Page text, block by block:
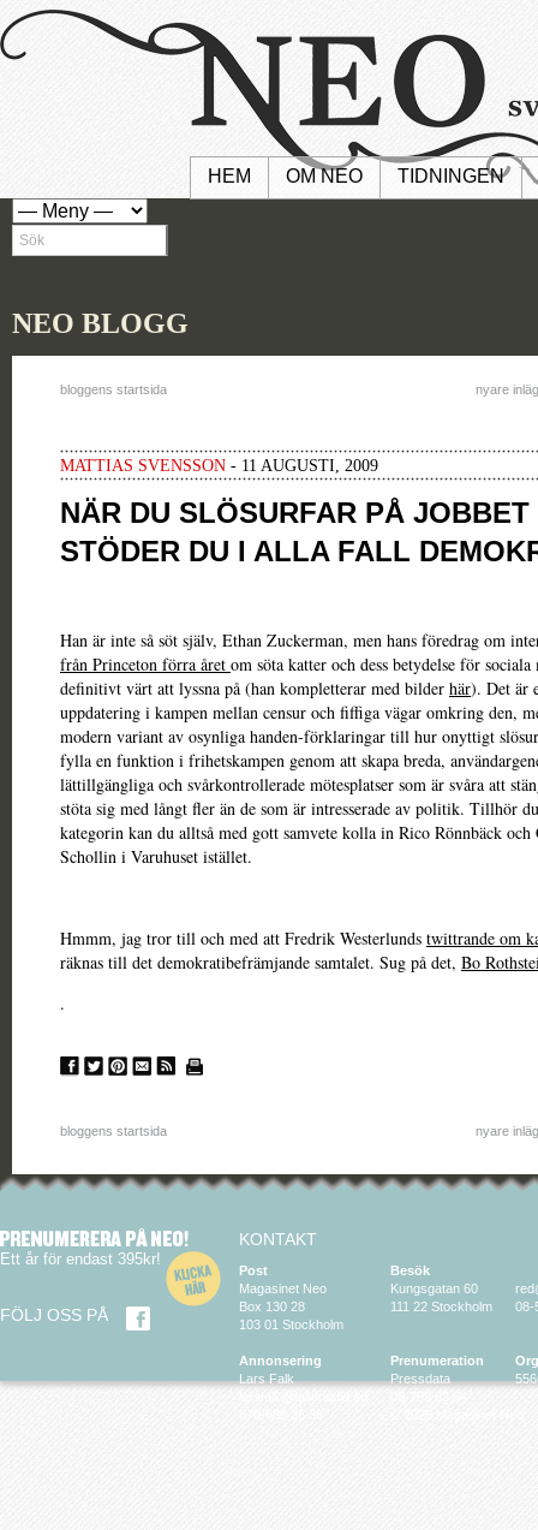
HEM OM NEO TIDNINGEN
NEO BLOGG
bloggens startsida nyare
MATTIAS SVENSSON - 11 AUGUSTI, 2009
NÄR DU SLÖSURFAR PÅ JOBBET
STÖDER DU I ALLA FALL
Han är inte så söt själv, Ethan Zuckerman, men hans föredrag om
från Princeton förra året om söta katter och dess betydelse för sociala
definitivt värt att lyssna på (han kompletterar med bilder här). Det är
uppdatering i kampen mellan censur och fiffiga vägar omkring den,
modern variant av osynliga handen-förklaringar till hur onyttigt
fylla en funktion i frihetskampen genom att skapa breda,
lättillgängliga och svårkontrollerade mötesplatser som är svåra att
stöta sig med långt fler än de som är intresserade av politik. Tillhör
kategorin kan du alltså med gott samvete kolla in Rico Rönnbäck och
Schollin i Varuhuset istället.
Hmmm, jag tror till och med att Fredrik Westerlunds twittrande om
räknas till det demokratibefrämjande samtalet. Sug på det, Bo
.
bloggens startsida nyare
Ett år för endast 395kr!
FÖLJ OSS PÅ
KONTAKT
Post
Magasinet Neo
Box 130 28
103 01 Stockholm
Annonsering
Lars Falk
Besök
Kungsgatan 60
111 22 Stockholm
Prenumeration
Pressdata
08-